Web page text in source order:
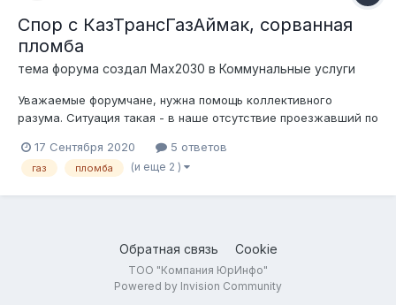
Спор с КазТрансГазАймак, сорванная
пломба
тема форума создал Max2030 в Коммунальные услуги
Уважаемые форумчане, нужна помощь коллективного
разума. Ситуация такая - в наше отсутствие проезжавший по
за собой цинковый короб, закрывавший газовый счётчик, а
короб - сорвал часть пломбы. Дом - частный. Естественно -
17 Сентября 2020 5 ответов
газ пломба (и еще 2 )
Обратная связь Cookie
ТОО "Компания ЮрИнфо"
Powered by Invision Community